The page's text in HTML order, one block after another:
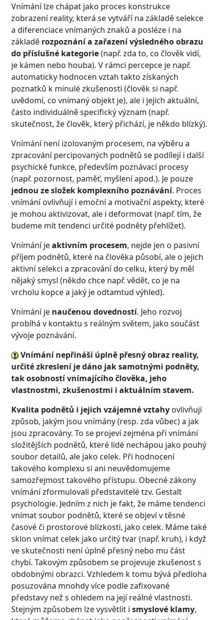
Vnímání lze chápat jako proces konstrukce
zobrazení reality, která se vytváří na základě selekce
a diferenciace vnímaných znaků a posléze i na
základě rozpoznání a zařazení výsledného obrazu
do příslušné kategorie(např. zda to, co člověk vidí,
je kámen nebo houba). V rámci percepce je např.
automaticky hodnocen vztah takto získaných
poznatků k minulé zkušenosti (člověk si např.
uvědomí, co vnímaný objekt je), ale i jejich aktuální,
často individuálně specifický význam (např.
skutečnost, že člověk, který přichází, je někdo blízký).
Vnímání není izolovaným procesem, na výběru a
zpracování percipovaných podnětů se podílejí i další
psychické funkce, především poznávací procesy
(např. pozornost, paměť, myšlení apod.). Je pouze
jednou ze složek komplexního poznávání. Proces
vnímání ovlivňují i emoční a motivační aspekty, které
je mohou aktivizovat, ale i deformovat (např. tím, že
budeme mít tendenci určité podněty přehlížet).
Vnímání jeaktivním procesem, nejde jen o pasivní
příjem podnětů, které na člověka působí, ale o jejich
aktivní selekci a zpracování do celku, který by měl
nějaký smysl (někdo chce např. vědět, co je na
vrcholu kopce a jaký je odtamtud výhled).
Vnímání je naučenou dovedností. Jeho rozvoj
probíhá v kontaktu s reálným světem, jako součást
vývoje poznávání.
Vnímání nepřináší úplně přesný obraz reality,
určité zkreslení je dáno jak samotnými podněty,
tak osobností vnímajícího člověka, jeho
vlastnostmi, zkušenostmi i aktuálním stavem.
Kvalita podnětů i jejich vzájemné vztahy ovlivňují
způsob, jakým jsou vnímány (resp. zda vůbec) a jak
jsou zpracovány. To se projeví zejména při vnímání
složitějších podnětů, které lidé nechápou jako pouhý
soubor detailů, ale jako celek. Při hodnocení
takového komplexu si ani neuvědomujeme
samozřejmost takového přístupu. Obecné zákony
vnímání zformulovali představitelé tzv. Gestalt
psychologie. Jedním z nich je fakt, že máme tendenci
vnímat soubor podnětů, které se objeví v těsné
časové či prostorové blízkosti, jako celek. Máme také
sklon vnímat celek jako určitý tvar (např. kruh), i když
ve skutečnosti není úplně přesný nebo mu část
chybí. Takovým způsobem se projevuje zkušenost s
obdobnými obrazci. Vzhledem k tomu bývá předloha
posuzována mnohdy více podle zafixované
představy než s ohledem na její reálné vlastnosti.
Stejným způsobem lze vysvětlit i smyslové klamy,